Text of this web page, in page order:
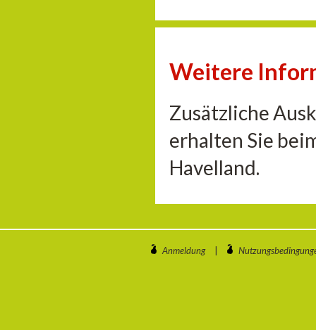
Weitere
Zusätzliche
erhalten Sie
Havelland.
Anmeldung